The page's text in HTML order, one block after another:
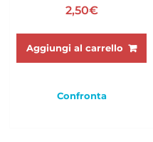
2,50€
Aggiungi al carrello
Confronta